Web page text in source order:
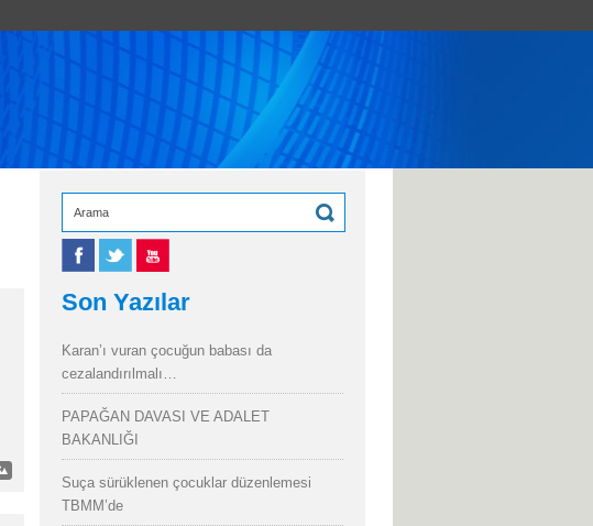
Son Yazılar
Karan’ı vuran çocuğun babası da
cezalandırılmalı…
PAPAĞAN DAVASI VE ADALET
BAKANLIĞI
Suça sürüklenen çocuklar düzenlemesi
TBMM’de